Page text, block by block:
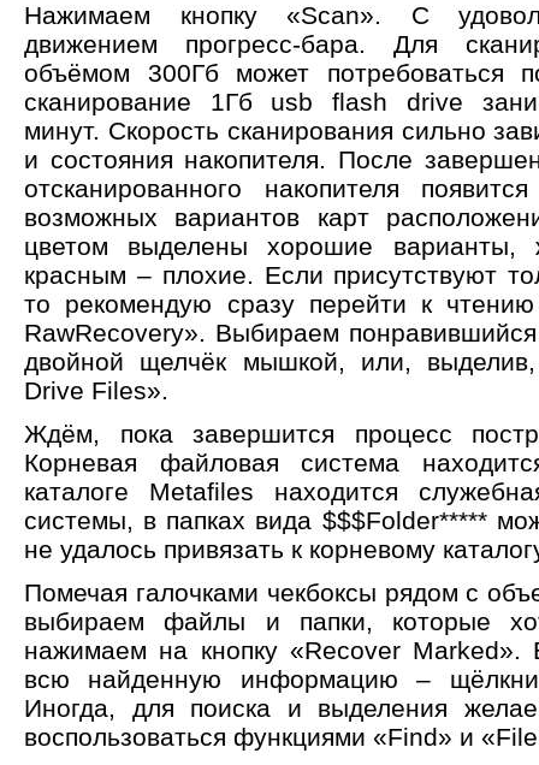
Нажимаем кнопку «Scan». С
движением прогресс-бара. Для
объёмом 300Гб может потребоваться
сканирование 1Гб usb flash drive
минут. Скорость сканирования сильно
и состояния накопителя. После
отсканированного накопителя
возможных вариантов карт
цветом выделены хорошие варианты,
красным – плохие. Если присутствуют
то рекомендую сразу перейти к
RawRecovery». Выбираем
двойной щелчёк мышкой, или,
Drive Files».
Ждём, пока завершится процесс
Корневая файловая система
каталоге Metafiles находится
системы, в папках вида $$$Folder*****
не удалось привязать к корневому
Помечая галочками чекбоксы рядом с
выбираем файлы и папки, которые
нажимаем на кнопку «Recover Marked».
всю найденную информацию –
Иногда, для поиска и выделения
воспользоваться функциями «Find» и